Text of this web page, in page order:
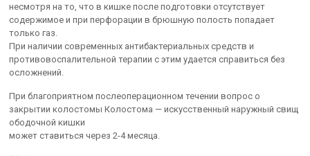
несмотря на то, что в кишке после подготовки отсутствует
содержимое и при перфорации в брюшную полость попадает
только газ.
При наличии современных антибактериальных средств и
противовоспалительной терапии с этим удается справиться без
осложнений.
При благоприятном послеоперационном течении вопрос о
закрытии колостомы Колостома — искусственный наружный свищ
ободочной кишки
может ставиться через 2-4 месяца.